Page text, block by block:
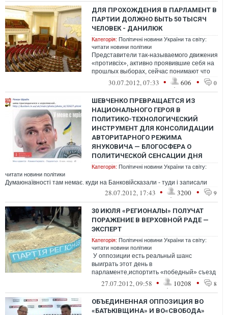
ДЛЯ ПРОХОЖДЕНИЯ В ПАРЛАМЕНТ В
ПАРТИИ ДОЛЖНО БЫТЬ 50 ТЫСЯЧ
ЧЕЛОВЕК - ДАНИЛЮК
Категорія: Політичні новини України та світу:
читати новини політики
Представители так-называемого движения
«противсіх», активно проявившие себя на
прошлых выборах, сейчас понимают что
их партии не имеют шансов стать па...
30.07.2012, 07:33 • 606 • 0
ШЕВЧЕНКО ПРЕВРАЩАЕТСЯ ИЗ
НАЦИОНАЛЬНОГО ГЕРОЯ В
ПОЛИТИКО-ТЕХНОЛОГИЧЕСКИЙ
ИНСТРУМЕНТ ДЛЯ КОНСОЛИДАЦИИ
АВТОРИТАРНОГО РЕЖИМА
ЯНУКОВИЧА — БЛОГОСФЕРА О
ПОЛИТИЧЕСКОЙ СЕНСАЦИИ ДНЯ
Категорія: Політичні новини України та світу:
читати новини політики
Думаюнаївності там немає. куди на Банковійсказали - туди і записали
28.07.2012, 17:43 • 3200 • 9
30 ИЮЛЯ «РЕГИОНАЛЫ» ПОЛУЧАТ
ПОРАЖЕНИЕ В ВЕРХОВНОЙ РАДЕ —
ЭКСПЕРТ
Категорія: Політичні новини України та світу:
читати новини політики
У оппозиции есть реальный шанс
выиграть этот день в
парламенте,испортить «победный» съезд
Партии регионов и выиграть
избирательнуюкомпанию
27.07.2012, 09:58 • 10208 • 8
ОБЪЕДИНЕННАЯ ОППОЗИЦИЯ ВО
«БАТЬКIВЩИНА» И ВО«СВОБОДА»